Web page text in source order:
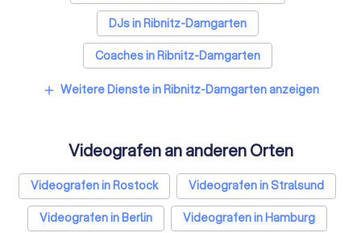
DJs in Ribnitz-Damgarten
Coaches in Ribnitz-Damgarten
Bestatter in Ribnitz-Damgarten
Sicherheitsdienste in Ribnitz-Damgarten
Freie Redner in Ribnitz-Damgarten
add Weitere Dienste in Ribnitz-Damgarten anzeigen
Videografen an anderen Orten
Videografen in Rostock
Videografen in Stralsund
Videografen in Berlin
Videografen in Hamburg